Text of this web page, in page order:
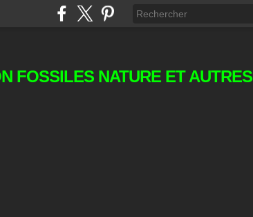
FOSSILES NATURE ET AUTRES